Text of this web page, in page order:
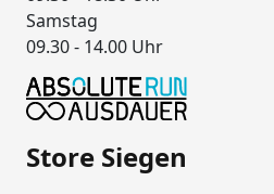
Samstag
09.30 - 14.00 Uhr
Store Siegen